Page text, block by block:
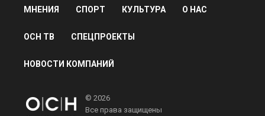
МНЕНИЯ СПОРТ КУЛЬТУРА О НАС
ОСН ТВ СПЕЦПРОЕКТЫ
НОВОСТИ КОМПАНИЙ
© 2026
Все права защищены